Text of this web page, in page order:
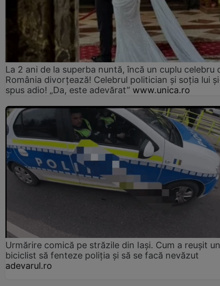
La 2 ani de la superba nuntă, încă un cuplu celebru
România divorțează! Celebrul politician și soția lui
spus adio! „Da, este adevărat” www.unica.ro
Urmărire comică pe străzile din Iași. Cum a reușit un
biciclist să fenteze poliția și să se facă nevăzut
adevarul.ro